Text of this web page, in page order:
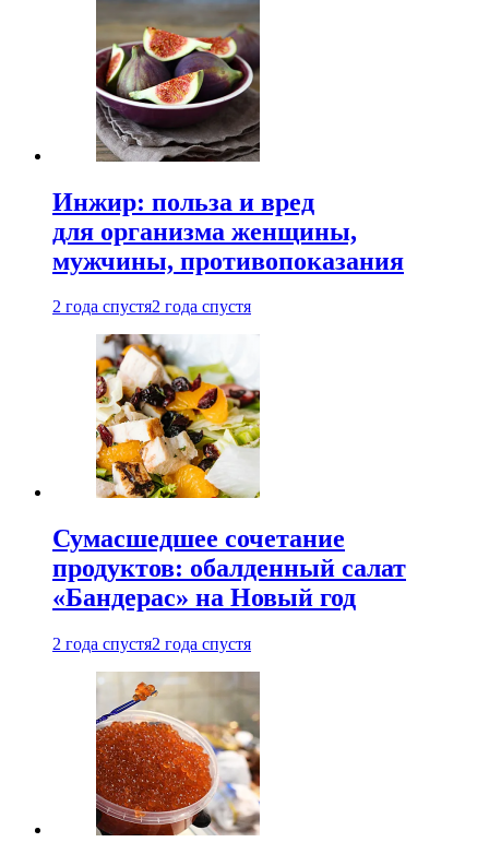
Инжир: польза и вред
для организма женщины,
мужчины, противопоказания
2 года спустя2 года спустя
Сумасшедшее сочетание
продуктов: обалденный салат
«Бандерас» на Новый год
2 года спустя2 года спустя